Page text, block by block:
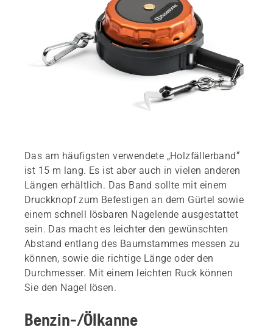
Das am häufigsten verwendete „Holzfällerband“
ist 15 m lang. Es ist aber auch in vielen anderen
Längen erhältlich. Das Band sollte mit einem
Druckknopf zum Befestigen an dem Gürtel sowie
einem schnell lösbaren Nagelende ausgestattet
sein. Das macht es leichter den gewünschten
Abstand entlang des Baumstammes messen zu
können, sowie die richtige Länge oder den
Durchmesser. Mit einem leichten Ruck können
Sie den Nagel lösen.
Benzin-/Ölkanne